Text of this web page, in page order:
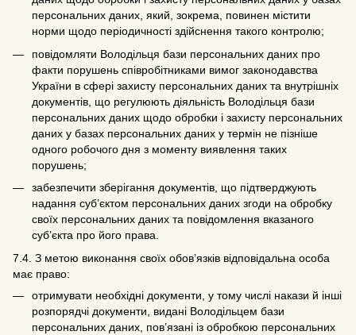
персональних даних, який, зокрема, повинен містити
норми щодо періодичності здійснення такого контролю;
повідомляти Володільця бази персональних даних про
факти порушень співробітниками вимог законодавства
України в сфері захисту персональних даних та внутрішніх
документів, що регулюють діяльність Володільця бази
персональних даних щодо обробки і захисту персональних
даних у базах персональних даних у термін не пізніше
одного робочого дня з моменту виявлення таких
порушень;
забезпечити зберігання документів, що підтверджують
надання суб’єктом персональних даних згоди на обробку
своїх персональних даних та повідомлення вказаного
суб’єкта про його права.
7.4. З метою виконання своїх обов’язків відповідальна особа
має право:
отримувати необхідні документи, у тому числі накази й інші
розпорядчі документи, видані Володільцем бази
персональних даних, пов’язані із обробкою персональних